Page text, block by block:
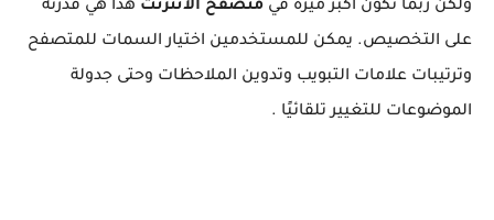
ولكن ربما تكون أكبر ميزة في متصفح الانترنت هذا هي قدرته
على التخصيص. يمكن للمستخدمين اختيار السمات للمتصفح
وترتيبات علامات التبويب وتدوين الملاحظات وحتى جدولة
الموضوعات للتغيير تلقائيًا .